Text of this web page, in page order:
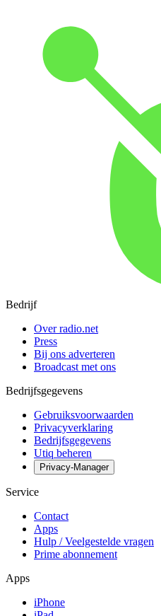
Bedrijf
Over radio.net
Press
Bij ons adverteren
Broadcast met ons
Bedrijfsgegevens
Gebruiksvoorwaarden
Privacyverklaring
Bedrijfsgegevens
Utiq beheren
Privacy-Manager
Service
Contact
Apps
Hulp / Veelgestelde vragen
Prime abonnement
Apps
iPhone